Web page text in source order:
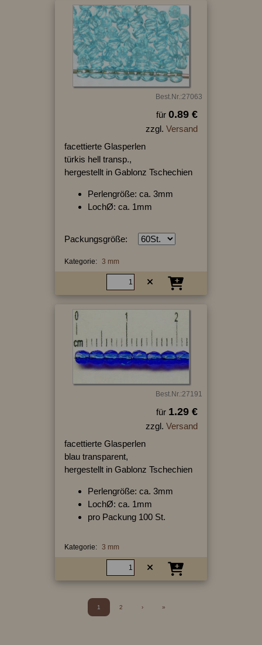
Best.Nr.:27063
für 0.89 €
zzgl. Versand
facettierte Glasperlen
türkis hell transp.,
hergestellt in Gablonz Tschechien
Perlengröße: ca. 3mm
LochØ: ca. 1mm
Packungsgröße:
Kategorie: 3 mm
Best.Nr.:27191
für 1.29 €
zzgl. Versand
facettierte Glasperlen
blau transparent,
hergestellt in Gablonz Tschechien
Perlengröße: ca. 3mm
LochØ: ca. 1mm
pro Packung 100 St.
Kategorie: 3 mm
1 2 › »